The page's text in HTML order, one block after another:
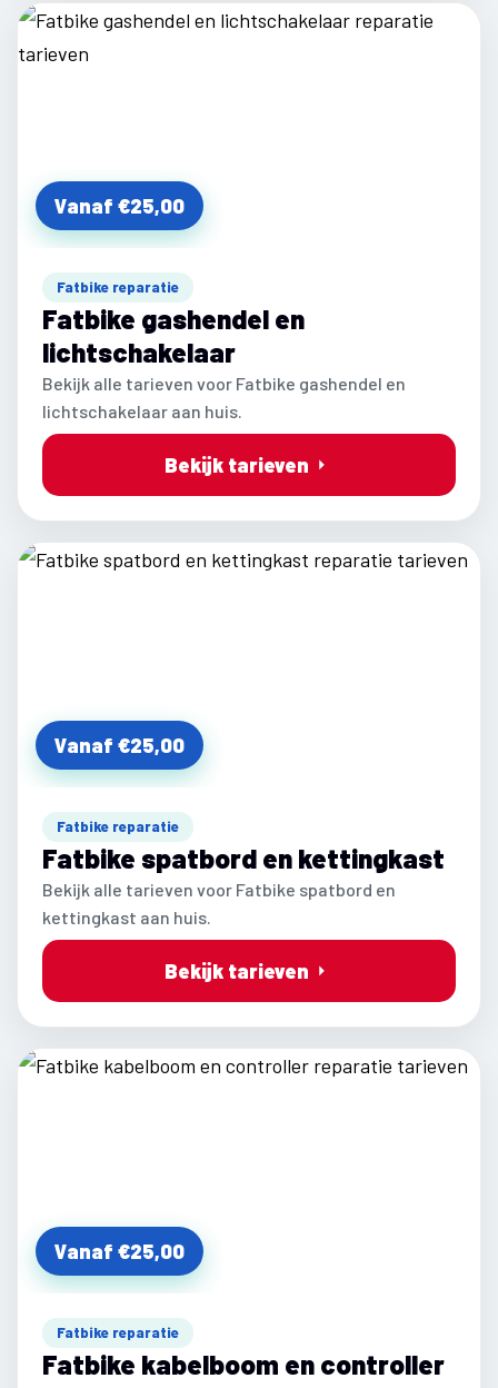
Vanaf €25,00
Fatbike reparatie
Fatbike gashendel en
lichtschakelaar
Bekijk alle tarieven voor Fatbike gashendel en
lichtschakelaar aan huis.
Bekijk tarieven
Vanaf €25,00
Fatbike reparatie
Fatbike spatbord en kettingkast
Bekijk alle tarieven voor Fatbike spatbord en
kettingkast aan huis.
Bekijk tarieven
Vanaf €25,00
Fatbike reparatie
Fatbike kabelboom en controller